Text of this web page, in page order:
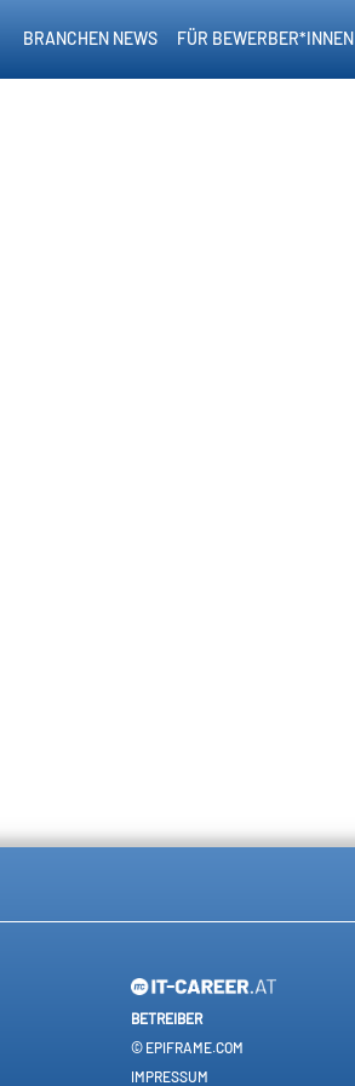
FÜR BEWERBER*INNEN
BRANCHEN NEWS
BETREIBER
© EPIFRAME.COM
IMPRESSUM